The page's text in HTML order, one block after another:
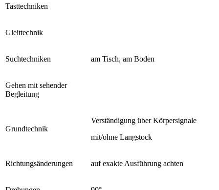
Tasttechniken
Gleittechnik
Suchtechniken am Tisch, am Boden
Gehen mit sehender
Begleitung
Grundtechnik
Verständigung über Körpersignale
mit/ohne Langstock
Richtungsänderungen auf exakte Ausführung achten